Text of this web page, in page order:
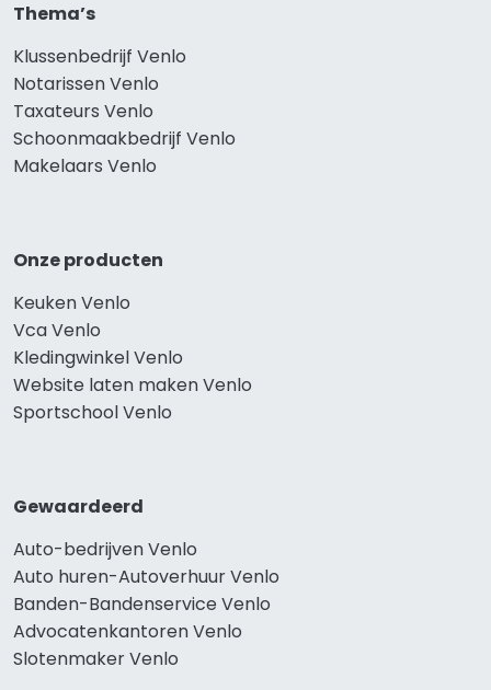
Thema’s
Klussenbedrijf Venlo
Notarissen Venlo
Taxateurs Venlo
Schoonmaakbedrijf Venlo
Makelaars Venlo
Onze producten
Keuken Venlo
Vca Venlo
Kledingwinkel Venlo
Website laten maken Venlo
Sportschool Venlo
Gewaardeerd
Auto-bedrijven Venlo
Auto huren-Autoverhuur Venlo
Banden-Bandenservice Venlo
Advocatenkantoren Venlo
Slotenmaker Venlo